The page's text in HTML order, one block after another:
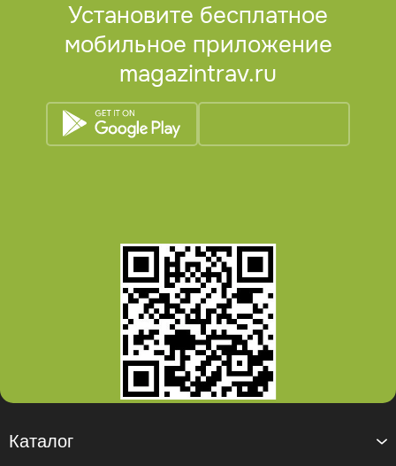
Установите бесплатное
мобильное приложение
magazintrav.ru
Каталог